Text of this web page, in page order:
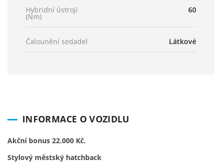
Hybridní ústrojí
(Nm)
60
Čalounění sedadel Látkové
INFORMACE O VOZIDLU
Akční bonus 22.000 Kč.
Stylový městský hatchback